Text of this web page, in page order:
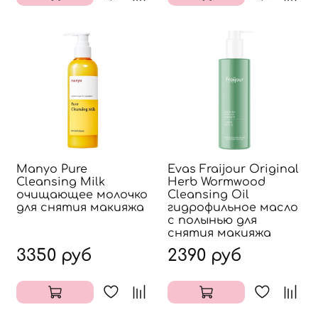
Manyo Pure
Cleansing Milk
очищающее молочко
для снятия макияжа
3350 руб
Evas Fraijour Original
Herb Wormwood
Cleansing Oil
гидрофильное масло
с полынью для
снятия макияжа
2390 руб